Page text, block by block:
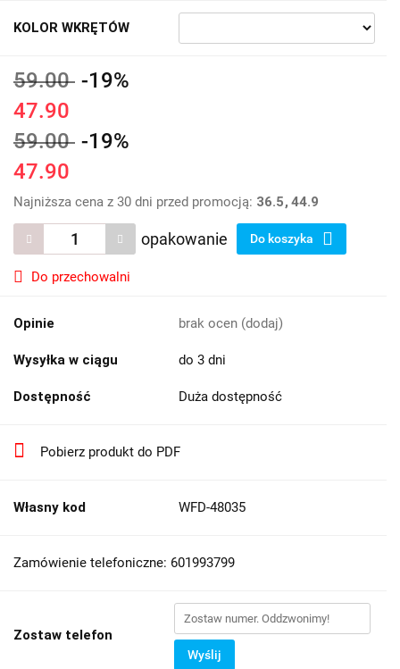
KOLOR WKRĘTÓW
59.00 -19%
47.90
59.00 -19%
47.90
Najniższa cena z 30 dni przed promocją: 36.5 44.9
opakowanie Do koszyka
Do przechowalni
Opinie brak ocen (dodaj)
Wysyłka w ciągu do 3 dni
Dostępność Duża dostępność
Pobierz produkt do PDF
Własny kod WFD-48035
Zamówienie telefoniczne: 601993799
Zostaw telefon
Wyślij